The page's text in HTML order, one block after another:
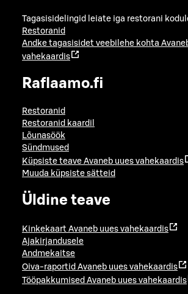
Tagasisidelingid leiate iga restorani
Restoranid
Andke tagasisidet veebilehe kohta
vahekaardis
Raflaamo.fi
Restoranid
Restoranid kaardil
Lõunasöök
Sündmused
Küpsiste teave Avaneb uues vahekaardis
Muuda küpsiste sätteid
Üldine teave
Kinkekaart Avaneb uues vahekaardis
Ajakirjandusele
Andmekaitse
Oiva-raportid Avaneb uues vahekaardis
Tööpakkumised Avaneb uues vahekaardis